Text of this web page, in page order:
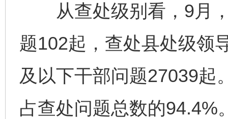
从查处级别看，9月，
题102起，查处县处级领
及以下干部问题27039起
占查处问题总数的94.4%